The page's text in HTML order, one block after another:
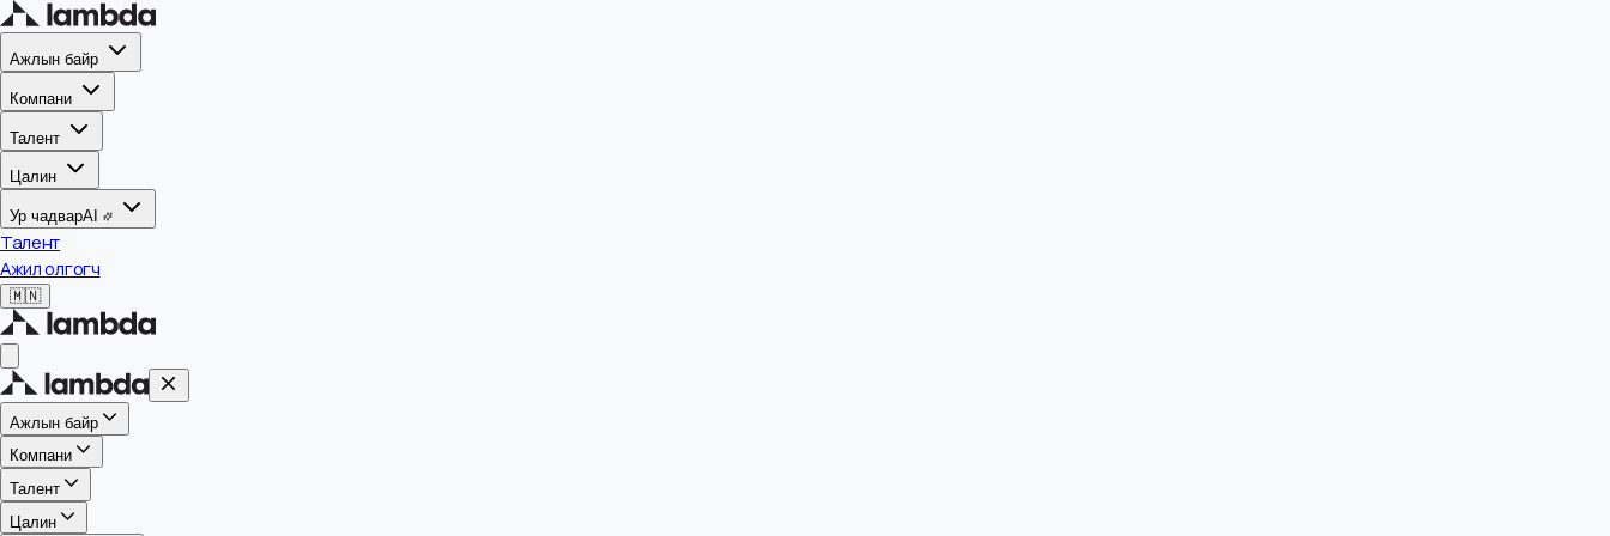
Ажлын байр
Компани
Талент
Цалин
Ур чадварAI
Талент
Ажил олгогч
🇲🇳
Ажлын байр
Компани
Талент